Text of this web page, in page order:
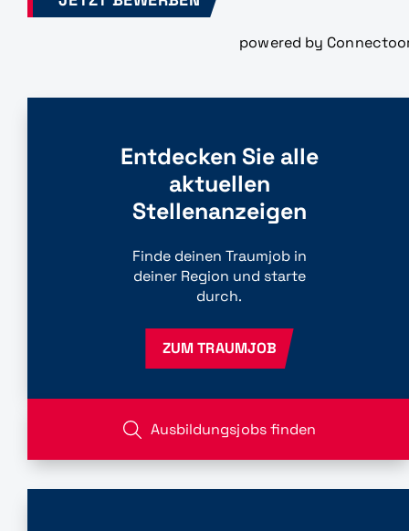
powered by
Entdecken Sie alle
aktuellen
Stellenanzeigen
Finde deinen Traumjob in
deiner Region und starte
durch.
ZUM TRAUMJOB
Ausbildungsjobs finden